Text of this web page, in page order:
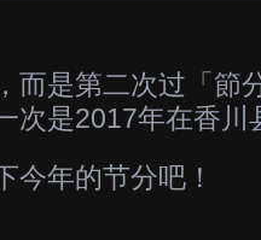
而是第二次过「節
次是2017年在香川
今年的节分吧！